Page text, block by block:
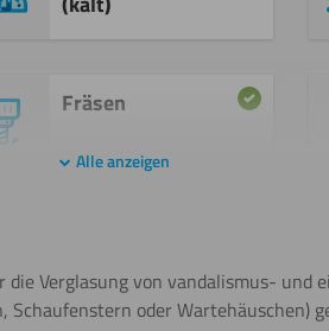
Fräsen
Alle anzeigen
Verglasung von vandalismus- und
Schaufenstern oder Wartehäuschen)